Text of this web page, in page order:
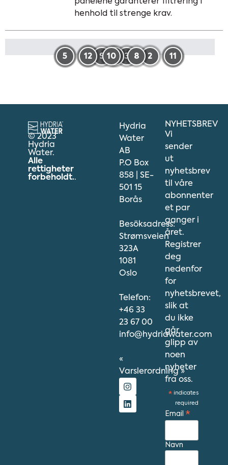
henhold til strenge krav.
1 2
3
4
5 6 7
8
9 10 11
12
© 2023
Hydria
Water.
Alle
rettigheter
forbeholdt..
Hydria
Water
AB
P.O Box
858 | SE-
501 15
Borås
Besöksadress:
Strømsveien
323A
1081
Oslo
Telefon:
+46 33
23 67 00
info@hydriawater.com
«
Varslerordning»
NYHETSBREV
Vi
sender
ut
nyhetsbrev
til våre
abonnenter
et par
ganger i
året.
Registrer
deg
nedenfor
for
nyhetsbrevet,
slik at
du ikke
går
glipp av
noen
nyheter
fra oss.
* indicates
required
Email *
Navn